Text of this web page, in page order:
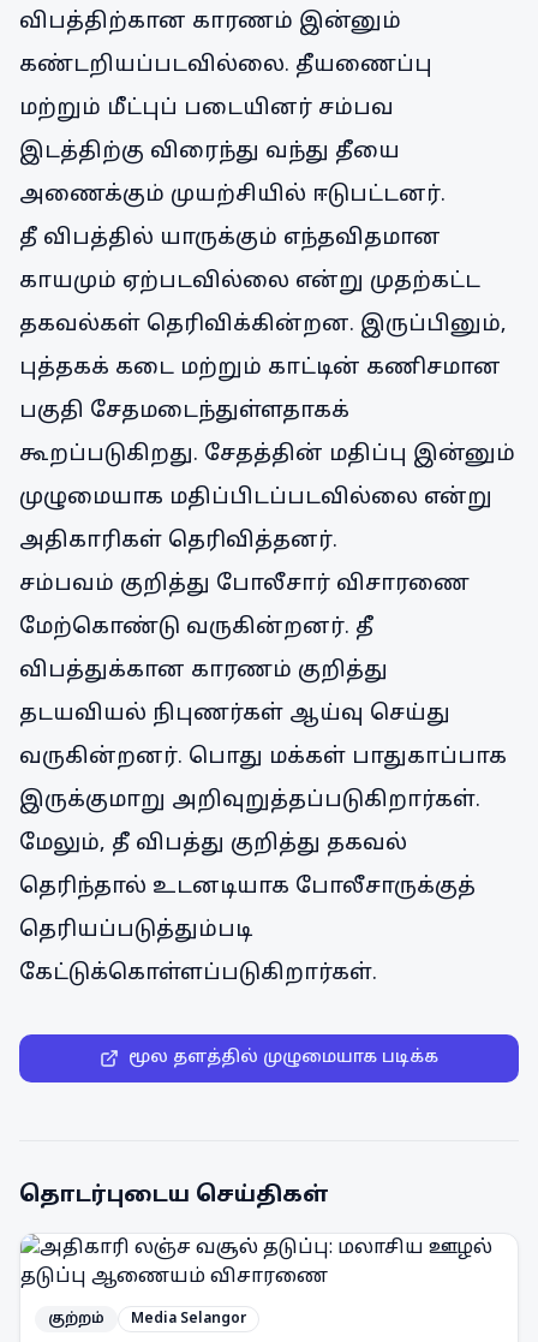
விபத்திற்கான காரணம் இன்னும்
கண்டறியப்படவில்லை. தீயணைப்பு
மற்றும் மீட்புப் படையினர் சம்பவ
இடத்திற்கு விரைந்து வந்து தீயை
அணைக்கும் முயற்சியில் ஈடுபட்டனர்.
தீ விபத்தில் யாருக்கும் எந்தவிதமான
காயமும் ஏற்படவில்லை என்று முதற்கட்ட
தகவல்கள் தெரிவிக்கின்றன. இருப்பினும்,
புத்தகக் கடை மற்றும் காட்டின் கணிசமான
பகுதி சேதமடைந்துள்ளதாகக்
கூறப்படுகிறது. சேதத்தின் மதிப்பு இன்னும்
முழுமையாக மதிப்பிடப்படவில்லை என்று
அதிகாரிகள் தெரிவித்தனர்.
சம்பவம் குறித்து போலீசார் விசாரணை
மேற்கொண்டு வருகின்றனர். தீ
விபத்துக்கான காரணம் குறித்து
தடயவியல் நிபுணர்கள் ஆய்வு செய்து
வருகின்றனர். பொது மக்கள் பாதுகாப்பாக
இருக்குமாறு அறிவுறுத்தப்படுகிறார்கள்.
மேலும், தீ விபத்து குறித்து தகவல்
தெரிந்தால் உடனடியாக போலீசாருக்குத்
தெரியப்படுத்தும்படி
கேட்டுக்கொள்ளப்படுகிறார்கள்.
மூல தளத்தில் முழுமையாக படிக்க
தொடர்புடைய செய்திகள்
குற்றம் Media Selangor